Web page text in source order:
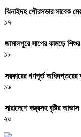
ঝিনাইদহ পৌরসভার সাবেক
১৭
জামালপুরে সাপের কামড়ে
১৮
সরকারের গণপূর্ত অধিদপ্তরের
১৯
সারাদেশে বজ্রসহ বৃষ্টির আভাস
২০